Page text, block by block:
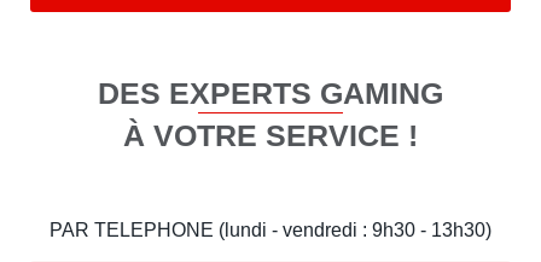
DES EXPERTS GAMING
À VOTRE SERVICE !
PAR TELEPHONE (lundi - vendredi : 9h30 - 13h30)